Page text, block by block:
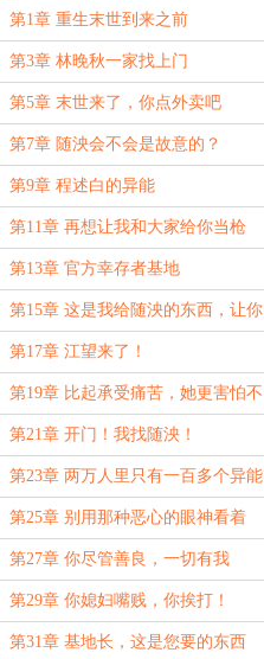
第1章 重生末世到来之前
第3章 林晚秋一家找上门
第5章 末世来了，你点外卖吧
第7章 随泱会不会是故意的？
第9章 程述白的异能
第11章 再想让我和大家给你当枪
使，记得先把报酬准备好
第13章 官方幸存者基地
第15章 这是我给随泱的东西，让你
拿了吗？
第17章 江望来了！
第19章 比起承受痛苦，她更害怕不
能变得强大
第21章 开门！我找随泱！
第23章 两万人里只有一百多个异能
者
第25章 别用那种恶心的眼神看着
我！
第27章 你尽管善良，一切有我
第29章 你媳妇嘴贱，你挨打！
第31章 基地长，这是您要的东西